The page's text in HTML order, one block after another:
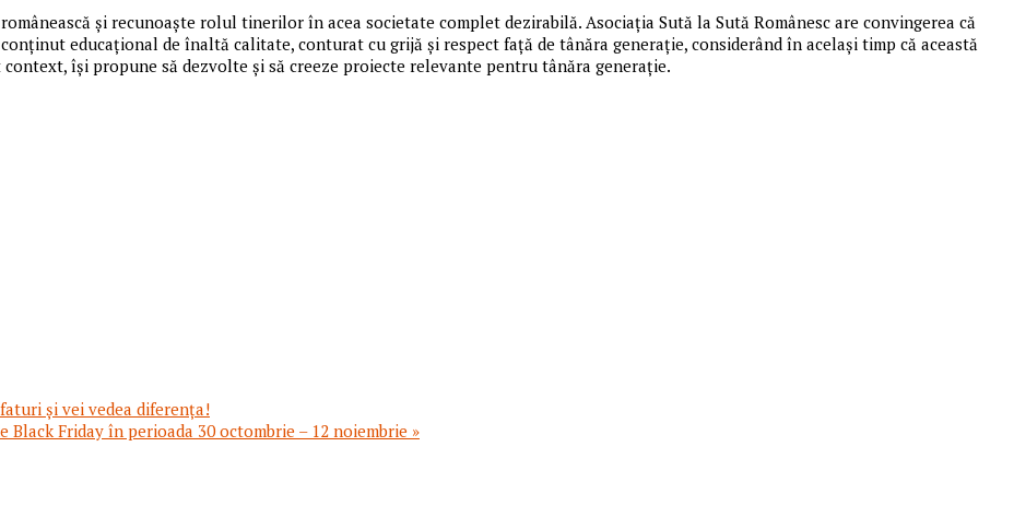
şi recunoaşte rolul tinerilor în acea societate complet dezirabilă. Asociaţia Sută la Sută Românesc are convingerea că
educaţional de înaltă calitate, conturat cu grijă şi respect faţă de tânăra generaţie, considerând în acelaşi timp că această
îşi propune să dezvolte şi să creeze proiecte relevante pentru tânăra generaţie.
și vei vedea diferența!
Friday în perioada 30 octombrie – 12 noiembrie »